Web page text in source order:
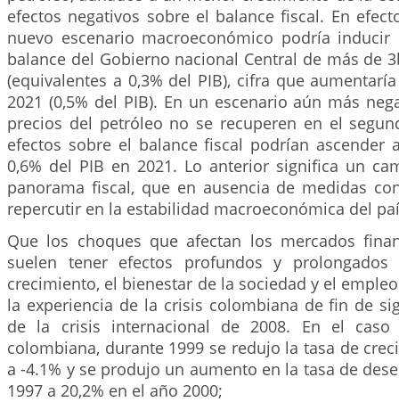
efectos negativos sobre el balance fiscal. En
nuevo escenario macroeconómico podría
balance del Gobierno nacional Central de más de
(equivalentes a 0,3% del PIB), cifra que
2021 (0,5% del PIB). En un escenario aún más
precios del petróleo no se recuperen en el
efectos sobre el balance fiscal podrían ascender
0,6% del PIB en 2021. Lo anterior significa un
panorama fiscal, que en ausencia de medidas
repercutir en la estabilidad macroeconómica del
Que los choques que afectan los mercados
suelen tener efectos profundos y
crecimiento, el bienestar de la sociedad y el
la experiencia de la crisis colombiana de fin de
de la crisis internacional de 2008. En el caso
colombiana, durante 1999 se redujo la tasa de
a -4.1% y se produjo un aumento en la tasa de
1997 a 20,2% en el año 2000;